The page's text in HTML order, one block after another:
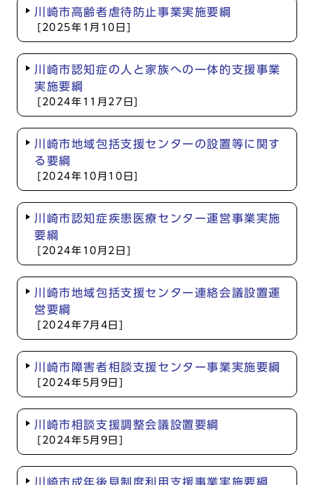
川崎市高齢者虐待防止事業実施要綱
[2025年1月10日]
川崎市認知症の人と家族への一体的支援事業
実施要綱
[2024年11月27日]
川崎市地域包括支援センターの設置等に関す
る要綱
[2024年10月10日]
川崎市認知症疾患医療センター運営事業実施
要綱
[2024年10月2日]
川崎市地域包括支援センター連絡会議設置運
営要綱
[2024年7月4日]
川崎市障害者相談支援センター事業実施要綱
[2024年5月9日]
川崎市相談支援調整会議設置要綱
[2024年5月9日]
川崎市成年後見制度利用支援事業実施要綱